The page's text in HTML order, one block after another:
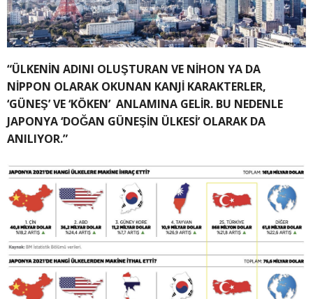
“ÜLKENİN ADINI OLUŞTURAN VE NİHON YA DA
NİPPON OLARAK OKUNAN KANJİ KARAKTERLER,
‘GÜNEŞ’ VE ‘KÖKEN’ ANLAMINA GELİR. BU NEDENLE
JAPONYA ‘DOĞAN GÜNEŞİN ÜLKESİ’ OLARAK DA
ANILIYOR.”